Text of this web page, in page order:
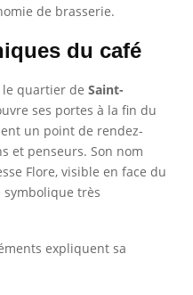
de brasserie.
du café
le quartier de Saint-
ses portes à la fin du
un point de rendez-
et penseurs. Son nom
Flore, visible en face du
symbolique très
expliquent sa